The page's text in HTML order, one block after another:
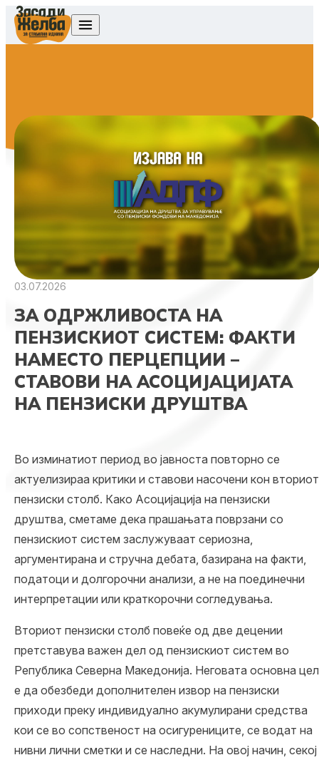
Skip to content
03.07.2026
ЗА ОДРЖЛИВОСТА НА
ПЕНЗИСКИОТ СИСТЕМ: ФАКТИ
НАМЕСТО ПЕРЦЕПЦИИ –
СТАВОВИ НА АСОЦИЈАЦИЈАТА
НА ПЕНЗИСКИ ДРУШТВА
Во изминатиот период во јавноста повторно се
актуелизираа критики и ставови насочени кон вториот
пензиски столб. Како Асоцијација на пензиски
друштва, сметаме дека прашањата поврзани со
пензискиот систем заслужуваат сериозна,
аргументирана и стручна дебата, базирана на факти
податоци и долгорочни анализи, а не на поединечни
интерпретации или краткорочни согледувања.
Вториот пензиски столб повеќе од две децении
претставува важен дел од пензискиот систем во
Република Северна Македонија. Неговата основна цел
е да обезбеди дополнителен извор на пензиски
приходи преку индивидуално акумулирани средства
кои се во сопственост на осигурениците, се водат на
нивни лични сметки и се наследни. На овој начин, секој